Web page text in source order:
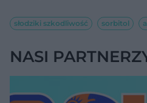
słodziki szkodliwość sorbitol
NASI